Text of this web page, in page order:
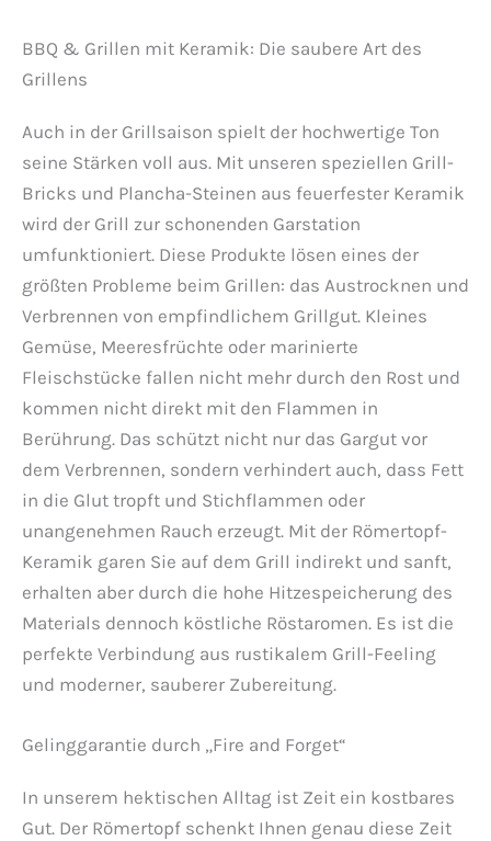
BBQ & Grillen mit Keramik: Die saubere Art des
Grillens
Auch in der Grillsaison spielt der hochwertige Ton
seine Stärken voll aus. Mit unseren speziellen Grill-
Bricks und Plancha-Steinen aus feuerfester Keramik
wird der Grill zur schonenden Garstation
umfunktioniert. Diese Produkte lösen eines der
größten Probleme beim Grillen: das Austrocknen und
Verbrennen von empfindlichem Grillgut. Kleines
Gemüse, Meeresfrüchte oder marinierte
Fleischstücke fallen nicht mehr durch den Rost und
kommen nicht direkt mit den Flammen in
Berührung. Das schützt nicht nur das Gargut vor
dem Verbrennen, sondern verhindert auch, dass Fett
in die Glut tropft und Stichflammen oder
unangenehmen Rauch erzeugt. Mit der Römertopf-
Keramik garen Sie auf dem Grill indirekt und sanft,
erhalten aber durch die hohe Hitzespeicherung des
Materials dennoch köstliche Röstaromen. Es ist die
perfekte Verbindung aus rustikalem Grill-Feeling
und moderner, sauberer Zubereitung.
Gelinggarantie durch „Fire and Forget“
In unserem hektischen Alltag ist Zeit ein kostbares
Gut. Der Römertopf schenkt Ihnen genau diese Zeit